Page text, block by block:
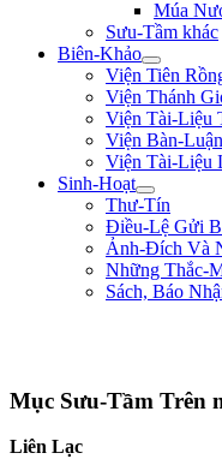
Múa
Sưu-Tầm khác
Biên-Khảo
Viện Tiên
Viện Thánh
Viện Tài-Liệu
Viện Bàn-
Viện Tài-Liệu
Sinh-Hoạt
Thư-Tín
Điều-Lệ Gửi
Ảnh-Đích Và
Những Thắc-
Sách, Báo
Mục Sưu-Tầm Trên
Liên Lạc